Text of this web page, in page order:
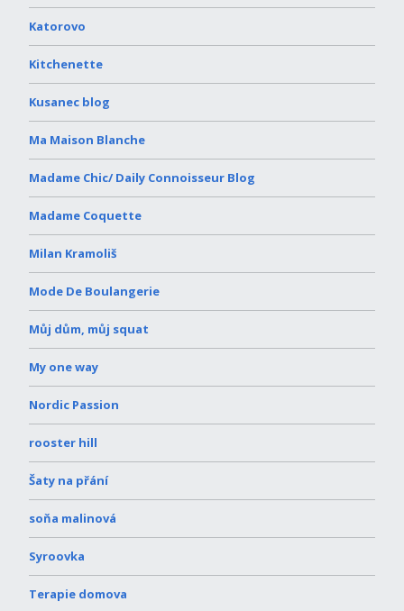
Katorovo
Kitchenette
Kusanec blog
Ma Maison Blanche
Madame Chic/ Daily Connoisseur Blog
Madame Coquette
Milan Kramoliš
Mode De Boulangerie
Můj dům, můj squat
My one way
Nordic Passion
rooster hill
Šaty na přání
soňa malinová
Syroovka
Terapie domova